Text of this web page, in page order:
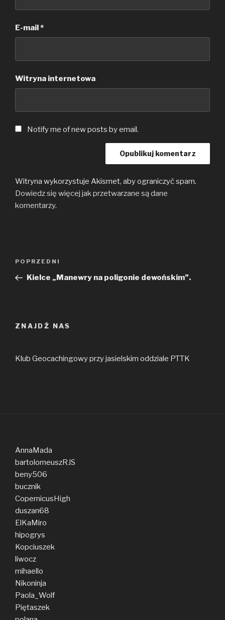
E-mail*
Witryna internetowa
Notify me of new posts by email.
Witryna wykorzystuje Akismet, aby ograniczyć spam.
Dowiedz się więcej jak przetwarzane są dane
komentarzy.
Poprzedni
wpis
POPRZEDNI
Kielce „Manewry na poligonie dewońskim”.
ZNAJDŹ NAS
Klub Geocachingowy przy jasielskim oddziale PTTK
AnnaMada
bartolomeuszRJS
beny506
bucznik
CopernicusHigh
duszan68
ElKaMiro
hipogrys
Kopciuszek
liwocz
mihaello
Nikoninja
Paola_Wolf
Piętaszek